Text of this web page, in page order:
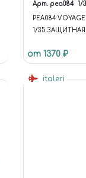
Арт. pea084 1/
PEA084
1/35
БЕРЛИНСКОМ
НАСТУПЛЕНИИ
(ДЛЯ ВСЕХ
от 1370 ₽
italeri